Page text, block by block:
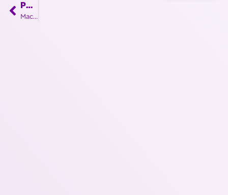
PRÉCÉDENT
Machine laser unique pour une entreprise libramontoise toujours pionnière !